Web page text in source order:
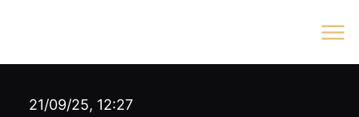
21/09/25, 12:27